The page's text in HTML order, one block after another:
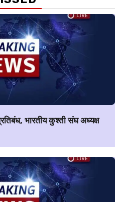
भारतीय कुश्ती संघ अध्यक्ष